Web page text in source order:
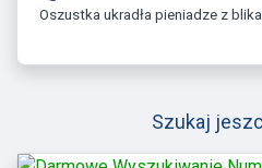
Oszustka ukradła pieniadze z
Szukaj